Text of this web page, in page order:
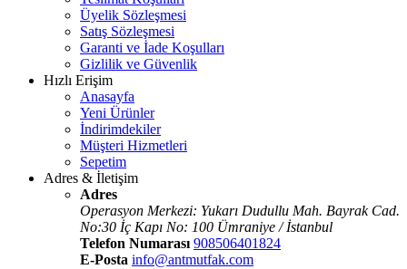
Üyelik Sözleşmesi
Satış Sözleşmesi
Garanti ve İade Koşulları
Gizlilik ve Güvenlik
Hızlı Erişim
Anasayfa
Yeni Ürünler
İndirimdekiler
Müşteri Hizmetleri
Sepetim
Adres & İletişim
Adres
Operasyon Merkezi: Yukarı Dudullu Mah. Bayrak Cad.
No:30 İç Kapı No: 100 Ümraniye / İstanbul
Telefon Numarası 908506401824
E-Posta info@antmutfak.com